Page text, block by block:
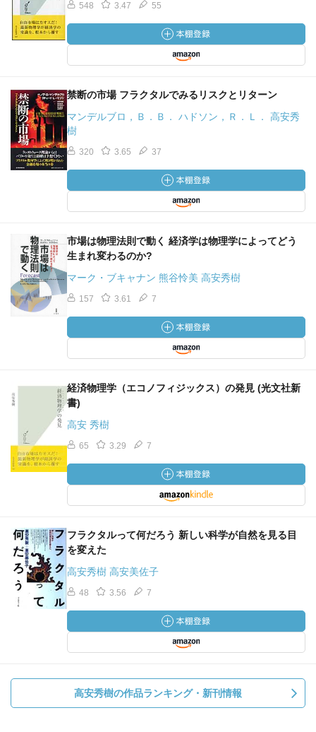
548 3.47 55
禁断の市場 フラクタルでみるリスクとリターン
マンデルブロ，Ｂ．Ｂ． ハドソン，Ｒ．Ｌ． 高安秀
樹
320 3.65 37
市場は物理法則で動く 経済学は物理学によってどう
生まれ変わるのか?
マーク・ブキャナン 熊谷怜美 高安秀樹
157 3.61 7
経済物理学（エコノフィジックス）の発見 (光文社新
書)
高安 秀樹
65 3.29 7
フラクタルって何だろう 新しい科学が自然を見る目
を変えた
高安秀樹 高安美佐子
48 3.56 7
高安秀樹の作品ランキング・新刊情報